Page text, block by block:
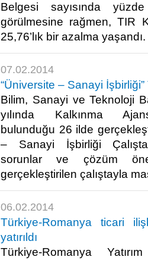
Belgesi sayısında
görülmesine rağmen, TIR
25,76’lık bir azalma yaşandı. ​
07.02.2014
“Üniversite – Sanayi İşbirliği”
Bilim, Sanayi ve Teknoloji
yılında Kalkınma
bulunduğu 26 ilde
– Sanayi İşbirliği
sorunlar ve çözüm
gerçekleştirilen çalıştayla
06.02.2014
Türkiye-Romanya ticari
yatırıldı
Türkiye-Romanya